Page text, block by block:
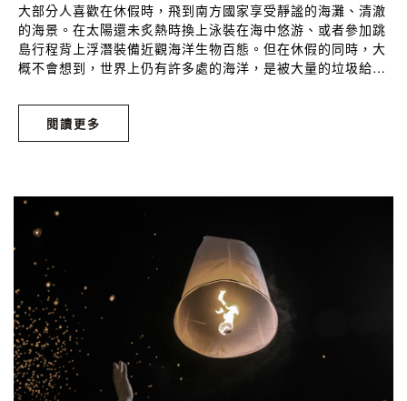
大部分人喜歡在休假時，飛到南方國家享受靜謐的海灘、清澈
的海景。在太陽還未炙熱時換上泳裝在海中悠游、或者參加跳
島行程背上浮潛裝備近觀海洋生物百態。但在休假的同時，大
概不會想到，世界上仍有許多處的海洋，是被大量的垃圾給汙
你想選擇去度假的那種「陽光沙灘襯大海」。
閱讀更多